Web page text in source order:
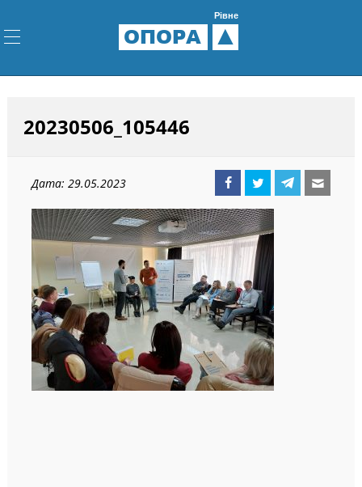
ОПОРА
Рівне
20230506_105446
Дата: 29.05.2023